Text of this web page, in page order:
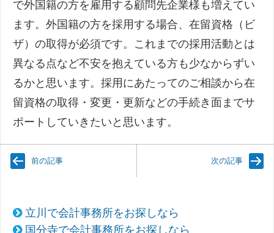
で外国籍の方を雇用する顧問先企業様も増えてい
ます。外国籍の方を採用する場合、在留資格（ビ
ザ）の取得が必須です。これまでの採用活動とは
異なる点など不安を抱えている方も少なからずい
るかと思います。採用にあたってのご相談から在
留資格の取得・変更・更新などの手続き面までサ
ポートしていきたいと思います。
前の記事 次の記事
立川で会計事務所をお探しなら
国分寺で会計事務所をお探しなら